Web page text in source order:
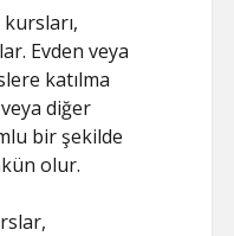
Evden veya
katılma
diğer
bir şekilde
olur.